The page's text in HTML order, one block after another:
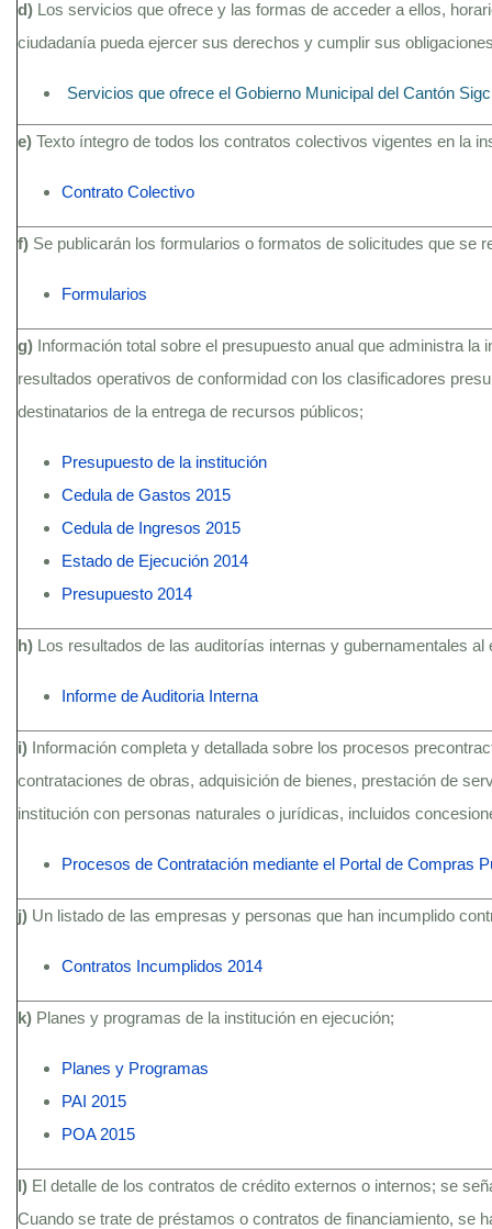
d) Los servicios que ofrece y las formas de acceder a ellos,
ciudadanía pueda ejercer sus derechos y cumplir sus
Servicios que ofrece el Gobierno Municipal del Cantón
e) Texto íntegro de todos los contratos colectivos vigentes en la
Contrato Colectivo
f) Se publicarán los formularios o formatos de solicitudes que se
Formularios
g) Información total sobre el presupuesto anual que administra
resultados operativos de conformidad con los clasificadores
destinatarios de la entrega de recursos públicos;
Presupuesto de la institución
Cedula de Gastos 2015
Cedula de Ingresos 2015
Estado de Ejecución 2014
Presupuesto 2014
h) Los resultados de las auditorías internas y gubernamentales al
Informe de Auditoria Interna
i) Información completa y detallada sobre los procesos
contrataciones de obras, adquisición de bienes, prestación de
institución con personas naturales o jurídicas, incluidos
Procesos de Contratación mediante el Portal de Compras
j) Un listado de las empresas y personas que han incumplido
Contratos Incumplidos 2014
k) Planes y programas de la institución en ejecución;
Planes y Programas
PAI 2015
POA 2015
l) El detalle de los contratos de crédito externos o internos; se
Cuando se trate de préstamos o contratos de financiamiento, se